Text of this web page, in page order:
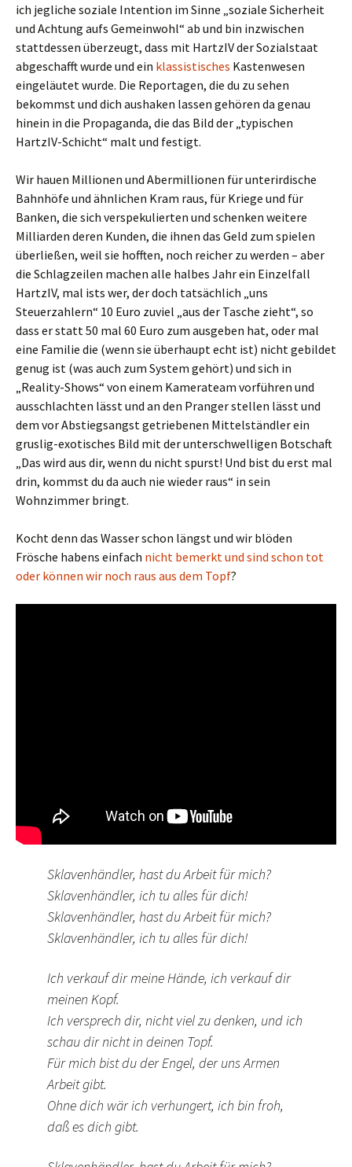
ich jegliche soziale Intention im Sinne „soziale Sicherheit
und Achtung aufs Gemeinwohl“ ab und bin inzwischen
stattdessen überzeugt, dass mit HartzIV der Sozialstaat
abgeschafft wurde und ein klassistisches Kastenwesen
eingeläutet wurde. Die Reportagen, die du zu sehen
bekommst und dich aushaken lassen gehören da genau
hinein in die Propaganda, die das Bild der „typischen
HartzIV-Schicht“ malt und festigt.
Wir hauen Millionen und Abermillionen für unterirdische
Bahnhöfe und ähnlichen Kram raus, für Kriege und für
Banken, die sich verspekulierten und schenken weitere
Milliarden deren Kunden, die ihnen das Geld zum spielen
überließen, weil sie hofften, noch reicher zu werden – aber
die Schlagzeilen machen alle halbes Jahr ein Einzelfall
HartzIV, mal ists wer, der doch tatsächlich „uns
Steuerzahlern“ 10 Euro zuviel „aus der Tasche zieht“, so
dass er statt 50 mal 60 Euro zum ausgeben hat, oder mal
eine Familie die (wenn sie überhaupt echt ist) nicht gebildet
genug ist (was auch zum System gehört) und sich in
„Reality-Shows“ von einem Kamerateam vorführen und
ausschlachten lässt und an den Pranger stellen lässt und
dem vor Abstiegsangst getriebenen Mittelständler ein
gruslig-exotisches Bild mit der unterschwelligen Botschaft
„Das wird aus dir, wenn du nicht spurst! Und bist du erst mal
drin, kommst du da auch nie wieder raus“ in sein
Wohnzimmer bringt.
Kocht denn das Wasser schon längst und wir blöden
Frösche habens einfach nicht bemerkt und sind schon tot
oder können wir noch raus aus dem Topf?
Sklavenhändler, hast du Arbeit für mich?
Sklavenhändler, ich tu alles für dich!
Sklavenhändler, hast du Arbeit für mich?
Sklavenhändler, ich tu alles für dich!
Ich verkauf dir meine Hände, ich verkauf dir
meinen Kopf.
Ich versprech dir, nicht viel zu denken, und ich
schau dir nicht in deinen Topf.
Für mich bist du der Engel, der uns Armen
Arbeit gibt.
Ohne dich wär ich verhungert, ich bin froh,
daß es dich gibt.